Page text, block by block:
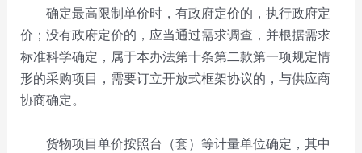
确定最高限制单价时，有政府定价的，执行政府定
价；没有政府定价的，应当通过需求调查，并根据需求
标准科学确定，属于本办法第十条第二款第一项规定情
形的采购项目，需要订立开放式框架协议的，与供应商
协商确定。
货物项目单价按照台（套）等计量单位确定，其中